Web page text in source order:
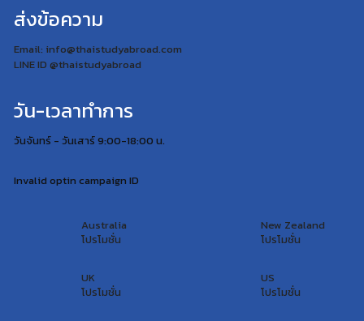
ส่งข้อความ
Email: info@thaistudyabroad.com
LINE ID @thaistudyabroad
วัน-เวลาทำการ
วันจันทร์ - วันเสาร์ 9:00-18:00 น.
Invalid optin campaign ID
Australia
โปรโมชั่น
New Zealand
โปรโมชั่น
UK
โปรโมชั่น
US
โปรโมชั่น